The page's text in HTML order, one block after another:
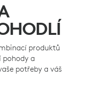
produktů
pohody a
potřeby a váš